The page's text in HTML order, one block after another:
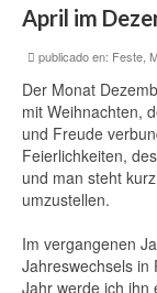
Private
Private
Private
Ausflüge
April im
publicado en: Feste,
Der Monat
mit Weihnachten,
und Freude
Feierlichkeiten,
und man steht
umzustellen.
Im vergangenen
Jahreswechsels in
Jahr werde ich ihn